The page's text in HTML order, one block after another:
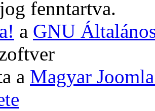
fenntartva.
a GNU
a Magyar